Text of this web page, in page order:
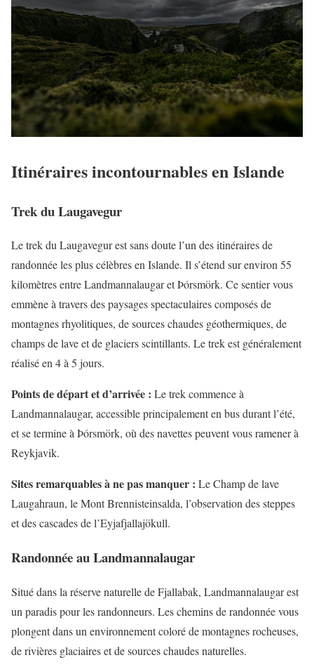
Itinéraires incontournables en Islande
Trek du Laugavegur
Le trek du Laugavegur est sans doute l’un des itinéraires de
randonnée les plus célèbres en Islande. Il s’étend sur environ 55
kilomètres entre Landmannalaugar et Þórsmörk. Ce sentier vous
emmène à travers des paysages spectaculaires composés de
montagnes rhyolitiques, de sources chaudes géothermiques, de
champs de lave et de glaciers scintillants. Le trek est généralement
réalisé en 4 à 5 jours.
Points de départ et d’arrivée : Le trek commence à
Landmannalaugar, accessible principalement en bus durant l’été,
et se termine à Þórsmörk, où des navettes peuvent vous ramener à
Reykjavik.
Sites remarquables à ne pas manquer : Le Champ de lave
Laugahraun, le Mont Brennisteinsalda, l’observation des steppes
et des cascades de l’Eyjafjallajökull.
Randonnée au Landmannalaugar
Situé dans la réserve naturelle de Fjallabak, Landmannalaugar est
un paradis pour les randonneurs. Les chemins de randonnée vous
plongent dans un environnement coloré de montagnes rocheuses,
de rivières glaciaires et de sources chaudes naturelles.